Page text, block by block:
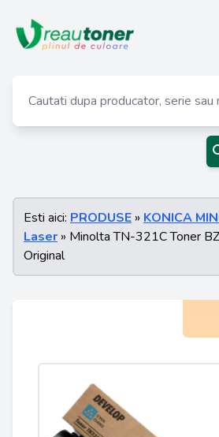
Esti aici: PRODUSE » KONICA
Laser » Minolta TN-321C Toner
Original